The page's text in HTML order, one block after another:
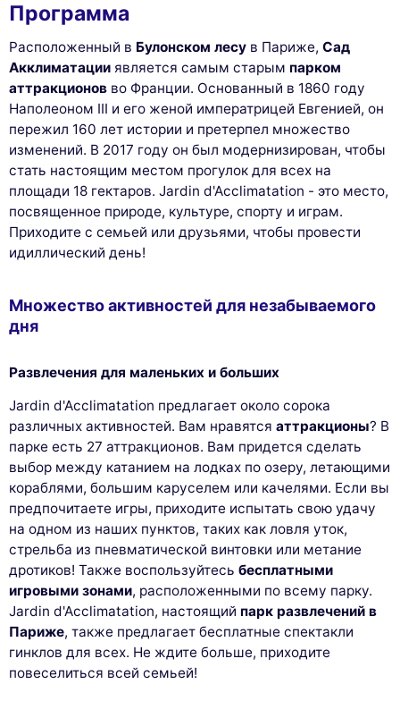
Программа
Расположенный в Булонском лесу в Париже, Сад
Акклиматации является самым старым парком
аттракционов во Франции. Основанный в 1860 году
Наполеоном III и его женой императрицей Евгенией, он
пережил 160 лет истории и претерпел множество
изменений. В 2017 году он был модернизирован, чтобы
стать настоящим местом прогулок для всех на
площади 18 гектаров. Jardin d'Acclimatation - это место,
посвященное природе, культуре, спорту и играм.
Приходите с семьей или друзьями, чтобы провести
идиллический день!
Множество активностей для незабываемого
дня
Развлечения для маленьких и больших
Jardin d'Acclimatation предлагает около сорока
различных активностей. Вам нравятся аттракционы? В
парке есть 27 аттракционов. Вам придется сделать
выбор между катанием на лодках по озеру, летающими
кораблями, большим каруселем или качелями. Если вы
предпочитаете игры, приходите испытать свою удачу
на одном из наших пунктов, таких как ловля уток,
стрельба из пневматической винтовки или метание
дротиков! Также воспользуйтесь бесплатными
игровыми зонами, расположенными по всему парку.
Jardin d'Acclimatation, настоящий парк развлечений в
Париже, также предлагает бесплатные спектакли
гинклов для всех. Не ждите больше, приходите
повеселиться всей семьей!